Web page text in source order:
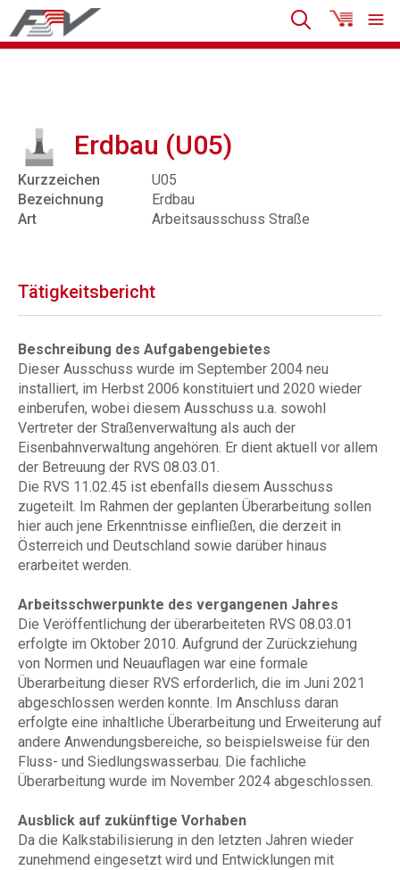
Erdbau (U05)
Kurzzeichen
U05
Bezeichnung
Erdbau
Art
Arbeitsausschuss Straße
Tätigkeitsbericht
Beschreibung des Aufgabengebietes
Dieser Ausschuss wurde im September 2004 neu
installiert, im Herbst 2006 konstituiert und 2020 wieder
einberufen, wobei diesem Ausschuss u.a. sowohl
Vertreter der Straßenverwaltung als auch der
Eisenbahnverwaltung angehören. Er dient aktuell vor allem
der Betreuung der RVS 08.03.01.
Die RVS 11.02.45 ist ebenfalls diesem Ausschuss
zugeteilt. Im Rahmen der geplanten Überarbeitung sollen
hier auch jene Erkenntnisse einfließen, die derzeit in
Österreich und Deutschland sowie darüber hinaus
erarbeitet werden.
Arbeitsschwerpunkte des vergangenen Jahres
Die Veröffentlichung der überarbeiteten RVS 08.03.01
erfolgte im Oktober 2010. Aufgrund der Zurückziehung
von Normen und Neuauflagen war eine formale
Überarbeitung dieser RVS erforderlich, die im Juni 2021
abgeschlossen werden konnte. Im Anschluss daran
erfolgte eine inhaltliche Überarbeitung und Erweiterung auf
andere Anwendungsbereiche, so beispielsweise für den
Fluss- und Siedlungswasserbau. Die fachliche
Überarbeitung wurde im November 2024 abgeschlossen.
Ausblick auf zukünftige Vorhaben
Da die Kalkstabilisierung in den letzten Jahren wieder
zunehmend eingesetzt wird und Entwicklungen mit